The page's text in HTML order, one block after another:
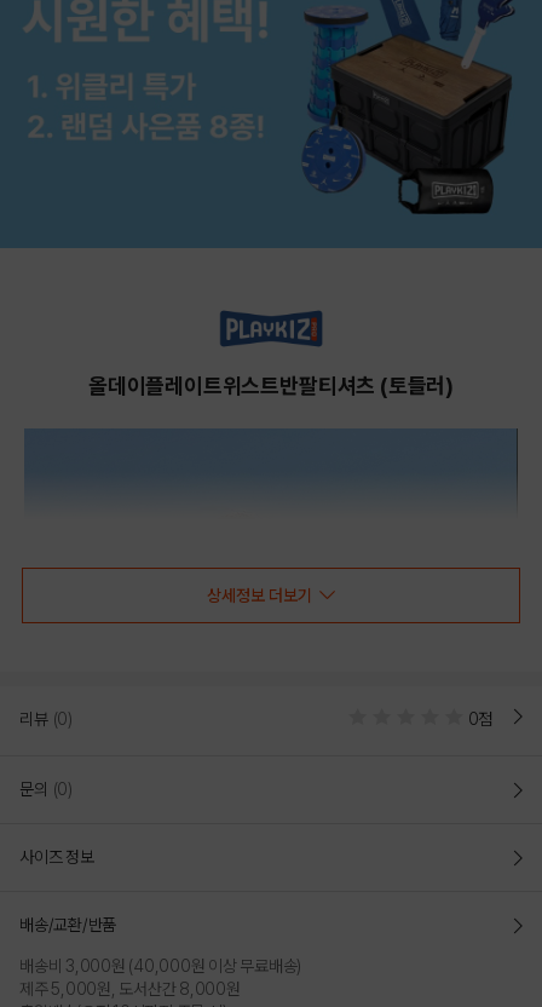
올데이플레이트위스트반팔티셔츠 (토들러)
상세정보 더보기
리뷰 (0) 0점
문의 (0)
사이즈 정보
배송/교환/반품
배송비 3,000원 (40,000원 이상 무료배송)
제주 5,000원, 도서산간 8,000원